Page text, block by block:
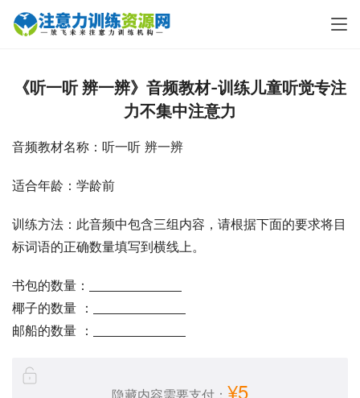
《听一听 辨一辨》音频教材-训练儿童听觉专注
力不集中注意力
音频教材名称：听一听 辨一辨
适合年龄：学龄前
训练方法：此音频中包含三组内容，请根据下面的要求将目
标词语的正确数量填写到横线上。
书包的数量：
椰子的数量 ：
邮船的数量 ：
¥5